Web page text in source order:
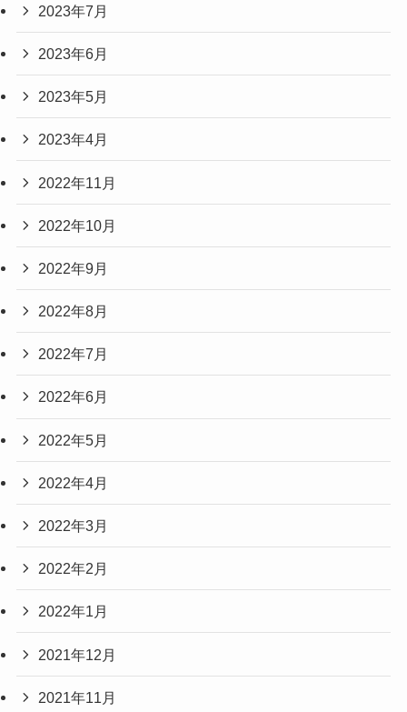
2023年7月
2023年6月
2023年5月
2023年4月
2022年11月
2022年10月
2022年9月
2022年8月
2022年7月
2022年6月
2022年5月
2022年4月
2022年3月
2022年2月
2022年1月
2021年12月
2021年11月